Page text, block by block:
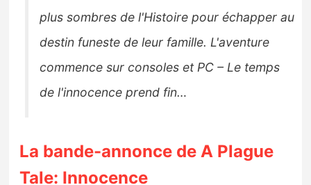
plus sombres de l'Histoire pour échapper au
destin funeste de leur famille. L'aventure
commence sur consoles et PC – Le temps
de l'innocence prend fin…
La bande-annonce de A Plague
Tale: Innocence